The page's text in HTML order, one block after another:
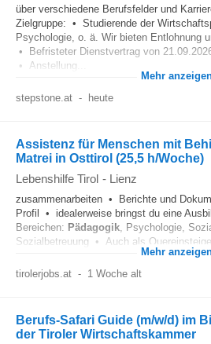
über verschiedene Berufsfelder und
Zielgruppe: • Studierende der
Psychologie, o. ä. Wir bieten Entlohnung
• Befristeter Dienstvertrag von
• Anstellung...
Mehr
stepstone.at - heute
Assistenz für Menschen mit
Matrei in Osttirol (25,5 h/Woche)
Lebenshilfe Tirol - Lienz
zusammenarbeiten • Berichte und
Profil • idealerweise bringst du eine
Bereichen: Pädagogik, Psychologie,
Sozialbetreuung • Auch als
Mehr
tirolerjobs.at - 1 Woche alt
Berufs-Safari Guide (m/w/d) im
der Tiroler Wirtschaftskammer